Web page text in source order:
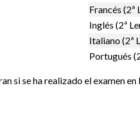
Francés (2ª
Inglés (2ª
Italiano (2ª
Portugués
si se ha realizado el examen